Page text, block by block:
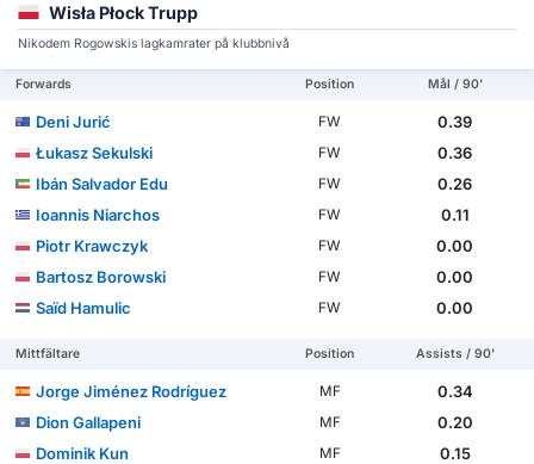
Wisła Płock Trupp
Nikodem Rogowskis lagkamrater på klubbnivå
Forwards Position Mål / 90'
Deni Jurić FW
0.39
Łukasz Sekulski
FW
0.36
Ibán Salvador Edu
FW
0.26
Ioannis Niarchos
FW
0.11
Piotr Krawczyk
FW
0.00
Bartosz Borowski
FW
0.00
Saïd Hamulic
FW 0.00
Mittfältare Position Assists / 90'
Jorge Jiménez Rodríguez MF
0.34
Dion Gallapeni
MF
0.20
Dominik Kun
MF
0.15